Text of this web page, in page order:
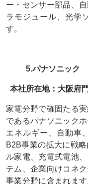
ー・センサー部品、
ラモジュール、光学
す。
5.パナソニック
本社所在地：大阪府
家電分野で確固たる
であるパナソニック
エネルギー、自動車
B2B事業の拡大に戦
ル家電、充電式電池
テム、企業向けコネ
事業分野に含まれま